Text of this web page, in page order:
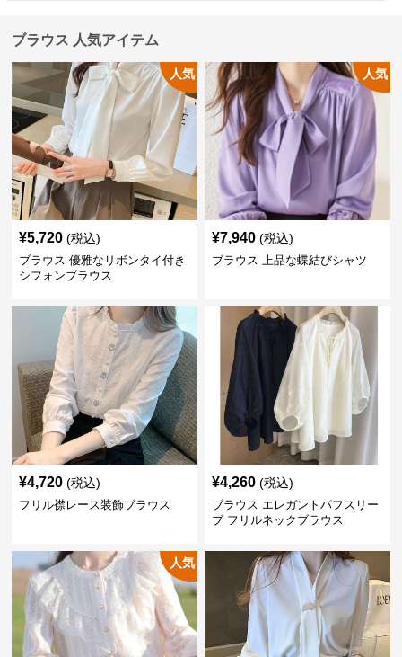
ブラウス 人気アイテム
人気
¥5,720 (税込)
ブラウス 優雅なリボンタイ付き
シフォンブラウス
人気
¥7,940 (税込)
ブラウス 上品な蝶結びシャツ
¥4,720 (税込)
フリル襟レース装飾ブラウス
¥4,260 (税込)
ブラウス エレガントパフスリー
ブ フリルネックブラウス
人気